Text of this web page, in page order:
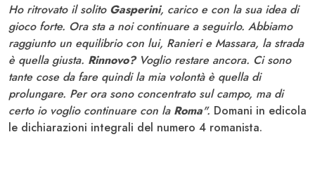
Ho ritrovato il solito Gasperini, carico e con la sua idea di
gioco forte. Ora sta a noi continuare a seguirlo. Abbiamo
raggiunto un equilibrio con lui, Ranieri e Massara, la strada
è quella giusta. Rinnovo?Voglio restare ancora. Ci sono
tante cose da fare quindi la mia volontà è quella di
prolungare. Per ora sono concentrato sul campo, ma di
certo io voglio continuare con la Roma". Domani in edicola
le dichiarazioni integrali del numero 4 romanista.